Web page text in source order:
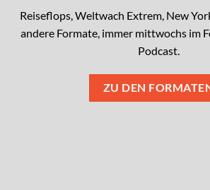
Reiseflops, Weltwach Extrem, New
andere Formate, immer mittwochs im
Podcast.
ZU DEN